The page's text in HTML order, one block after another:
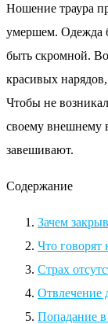
Ношение траура
умершем. Одежда
быть скромной.
красивых
Чтобы не
своему внешнему
завешивают.
Содержание
Зачем
Что
Страх
Отвлечение
Попадание в